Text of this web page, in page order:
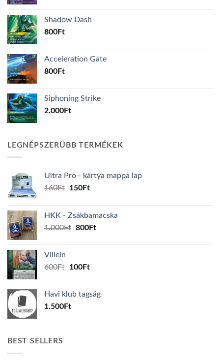
Shadow Dash
800Ft
Acceleration Gate
800Ft
Siphoning Strike
2.000Ft
LEGNÉPSZERŰBB TERMÉKEK
Ultra Pro - kártya mappa lap
160Ft
Original
160Ft.
150FtCurrent
150Ft.
HKK - Zsákbamacska
1.000Ft Original
800FtCurrent
Villein
600Ft
Original
600Ft.
100FtCurrent
100Ft.
Havi klub tagság
1.500Ft
BEST SELLERS